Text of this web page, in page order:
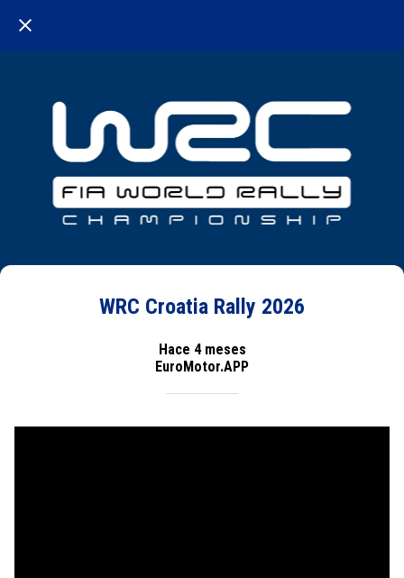
WRC Croatia Rally 2026
Hace 4 meses
EuroMotor.APP